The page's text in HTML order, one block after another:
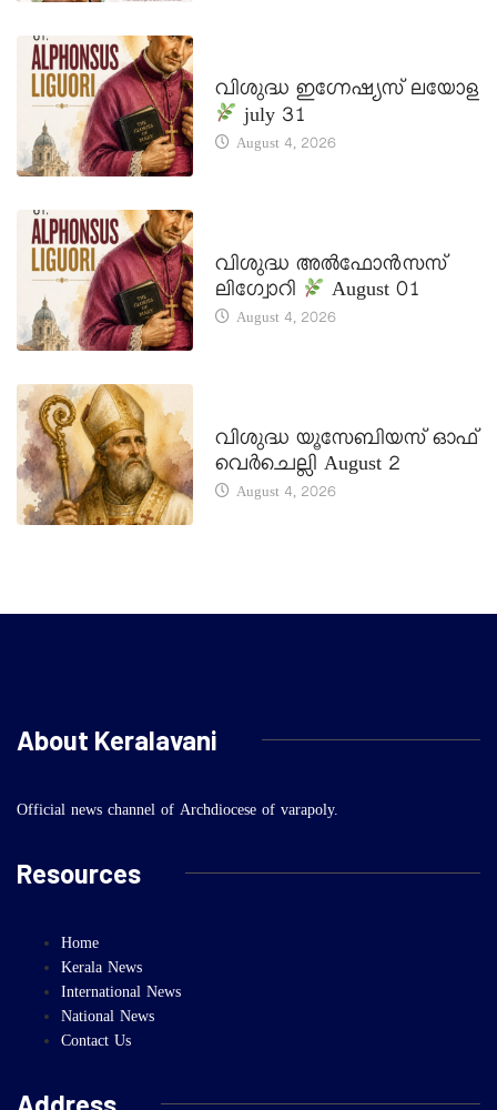
വിശുദ്ധ ഇഗ്നേഷ്യസ് ലയോള
july 31
August 4, 2026
വിശുദ്ധ അൽഫോൻസസ്
ലിഗ്വോറി
August 01
August 4, 2026
വിശുദ്ധ യൂസേബിയസ് ഓഫ്
വെർചെല്ലി August 2
August 4, 2026
About Keralavani
Official news channel of Archdiocese of varapoly.
Resources
Home
Kerala News
International News
National News
Contact Us